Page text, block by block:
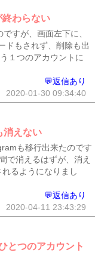
終わらない
すが、画面左下に、
ドもされず、削除も出
１つのアカウントに
💬返信あり
2020-01-30 09:34:40
消えない
も移行出来たのです
で消えるはずが、消え
るようになりまし
💬返信あり
2020-04-11 23:43:29
とつのアカウント